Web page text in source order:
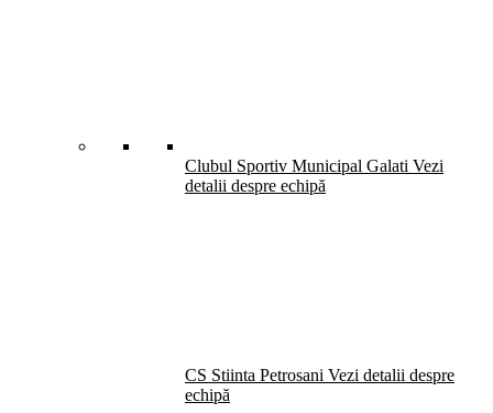
Clubul Sportiv Municipal Galati Vezi
detalii despre echipă
CS Stiinta Petrosani Vezi detalii despre
echipă